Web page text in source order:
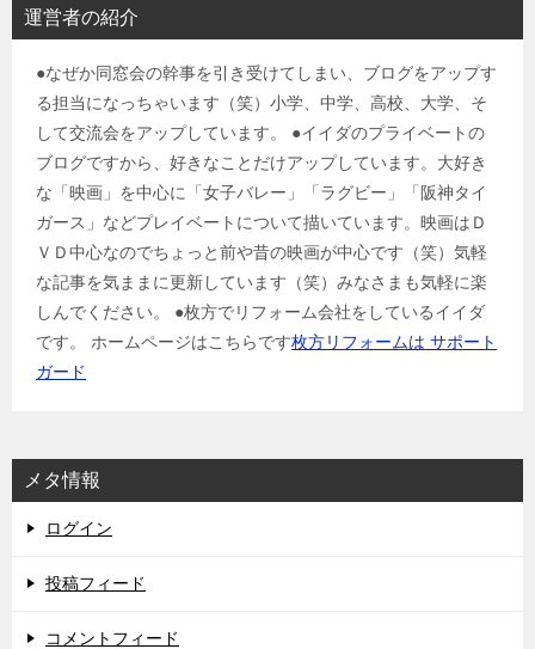
運営者の紹介
●なぜか同窓会の幹事を引き受けてしまい、ブログをアップす
る担当になっちゃいます（笑）小学、中学、高校、大学、そ
して交流会をアップしています。 ●イイダのプライベートの
ブログですから、好きなことだけアップしています。大好き
な「映画」を中心に「女子バレー」「ラグビー」「阪神タイ
ガース」などプレイベートについて描いています。映画はＤ
ＶＤ中心なのでちょっと前や昔の映画が中心です（笑）気軽
な記事を気ままに更新しています（笑）みなさまも気軽に楽
しんでください。 ●枚方でリフォーム会社をしているイイダ
です。 ホームページはこちらです枚方リフォームは サポート
ガード
メタ情報
ログイン
投稿フィード
コメントフィード